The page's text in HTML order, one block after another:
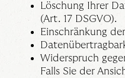
Löschung Ihrer
(Art. 17 DSGVO).
Einschränkung
Widerspruch
Falls Sie der